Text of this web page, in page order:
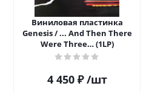
Виниловая пластинка
Genesis / ... And Then There
Were Three… (1LP)
4 450₽ /шт